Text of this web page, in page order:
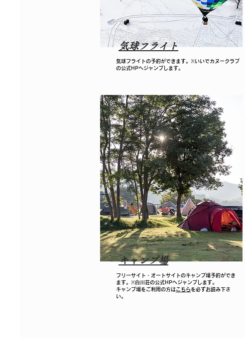
気球フライト
​気球フライトの予約ができます。※いいでカヌークラブ
の公式HPへジャンプします。
キャンプ場
​フリーサイト・オートサイトのキャンプ場予約ができ
ます。※白川荘の公式HPへジャンプします。
​キャンプ場をご利用の方はこちら を必ずお読み下さ
い。